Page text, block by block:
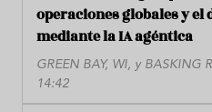
operaciones globales y
mediante la IA agéntica
GREEN BAY, WI, y BASKING
14:42